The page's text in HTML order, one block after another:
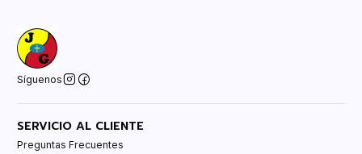
Síguenos
SERVICIO AL CLIENTE
Preguntas Frecuentes